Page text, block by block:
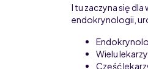
I tu zaczyna się
endokrynologii,
Wielu
Część